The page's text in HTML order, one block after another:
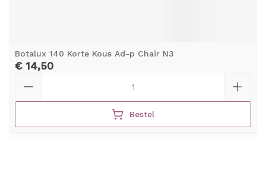
Botalux 140 Korte Kous Ad-p Chair N3
€ 14,50
Bestel